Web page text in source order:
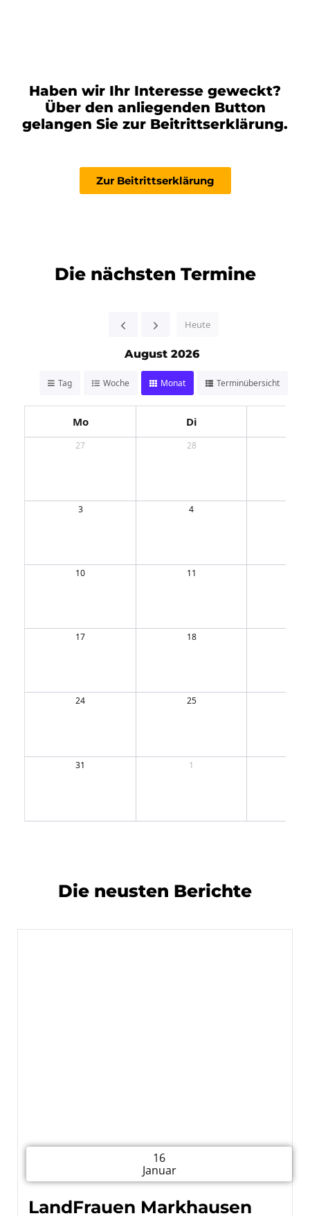
Zur Beitrittserklärung
Haben wir Ihr Interesse geweckt?
Über den anliegenden Button
gelangen Sie zur Beitrittserklärung.
Die nächsten Termine
Heute
August 2026
Tag Woche Monat Terminübersicht
Mo Di
27 28
3 4
10 11
17 18
24 25
31 1
Die neusten Berichte
16
Januar
LandFrauen Markhausen